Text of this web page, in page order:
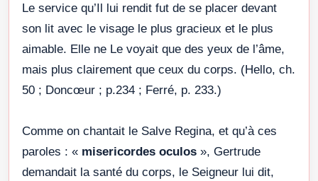
Le service qu’Il lui rendit fut de se placer devant
son lit avec le visage le plus gracieux et le plus
aimable. Elle ne Le voyait que des yeux de l’âme,
mais plus clairement que ceux du corps. (Hello, ch.
50 ; Doncœur ; p.234 ; Ferré, p. 233.)
Comme on chantait le Salve Regina, et qu’à ces
paroles : « misericordes oculos », Gertrude
demandait la santé du corps, le Seigneur lui dit,